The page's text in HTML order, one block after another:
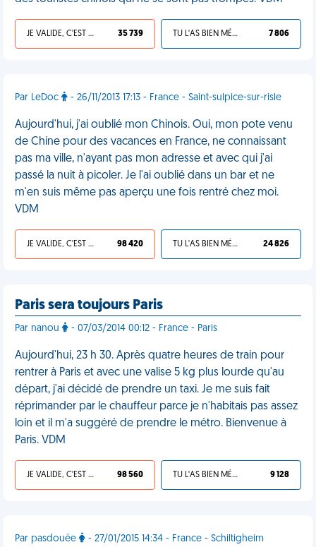
JE VALIDE, C'EST UNE VDM 35 739 TU L'AS BIEN MÉRITÉ 7 806
Par LeDoc - 26/11/2013 17:13 - France - Saint-sulpice-sur-risle
Aujourd'hui, j'ai oublié mon Chinois. Oui, mon pote venu
de Chine pour des vacances en France, ne connaissant
pas ma ville, n'ayant pas mon adresse et avec qui j'ai
passé la nuit à picoler. Je l'ai oublié dans un bar et ne
m'en suis même pas aperçu une fois rentré chez moi.
VDM
JE VALIDE, C'EST UNE VDM 98 420 TU L'AS BIEN MÉRITÉ 24 826
Paris sera toujours Paris
Par nanou - 07/03/2014 00:12 - France - Paris
Aujourd'hui, 23 h 30. Après quatre heures de train pour
rentrer à Paris et avec une valise 5 kg plus lourde qu'au
départ, j'ai décidé de prendre un taxi. Je me suis fait
réprimander par le chauffeur parce je n'habitais pas assez
loin et il m'a suggéré de prendre le métro. Bienvenue à
Paris. VDM
JE VALIDE, C'EST UNE VDM 98 560 TU L'AS BIEN MÉRITÉ 9 128
Par pasdouée - 27/01/2015 14:34 - France - Schiltigheim